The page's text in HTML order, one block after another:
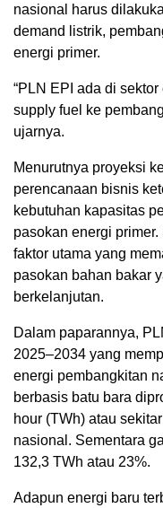
nasional harus
demand listrik,
energi primer.
“PLN EPI ada di
supply fuel ke
ujarnya.
Menurutnya proyeksi
perencanaan bisnis
kebutuhan kapasitas
pasokan energi
faktor utama yang
pasokan bahan bakar
berkelanjutan.
Dalam paparannya,
2025–2034 yang
energi pembangkitan
berbasis batu bara
hour (TWh) atau
nasional. Sementara
132,3 TWh atau 23%.
Adapun energi baru